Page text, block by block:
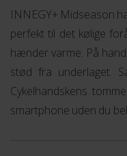
INNEGY+ Midseason
perfekt til det kølige
hænder varme. På
stød fra underlaget.
Cykelhandskens
smartphone uden du